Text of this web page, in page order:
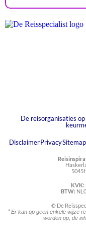
De reisorganisaties
DisclaimerPrivacySitemap
KVK:
BTW:
© De
*Er kan op geen enkele wijze
worden op, de